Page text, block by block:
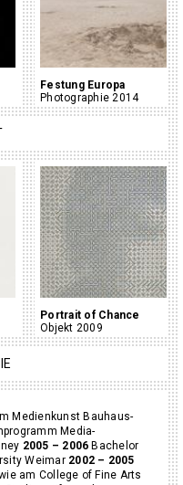
Festung Europa
Photographie 2014
Portrait of Chance
Objekt 2009
Medienkunst Bauhaus-
Media-
2005 – 2006 Bachelor
Weimar 2002 – 2005
am College of Fine Arts